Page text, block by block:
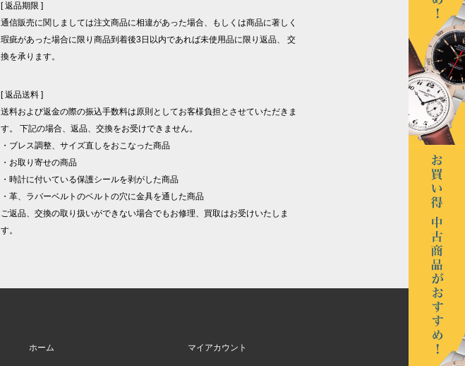
[ 返品期限 ]
通信販売に関しましては注文商品に相違があった場合、もしくは商品に著しく
瑕疵があった場合に限り商品到着後3日以内であれば未使用品に限り返品、 交
換を承ります。
[ 返品送料 ]
送料および返金の際の振込手数料は原則としてお客様負担とさせていただきま
す。 下記の場合、返品、交換をお受けできません。
・ブレス調整、サイズ直しをおこなった商品
・お取り寄せの商品
・時計に付いている保護シールを剥がした商品
・革、ラバーベルトのベルトの穴に金具を通した商品
ご返品、交換の取り扱いができない場合でもお修理、買取はお受けいたしま
す。
ホーム マイアカウント